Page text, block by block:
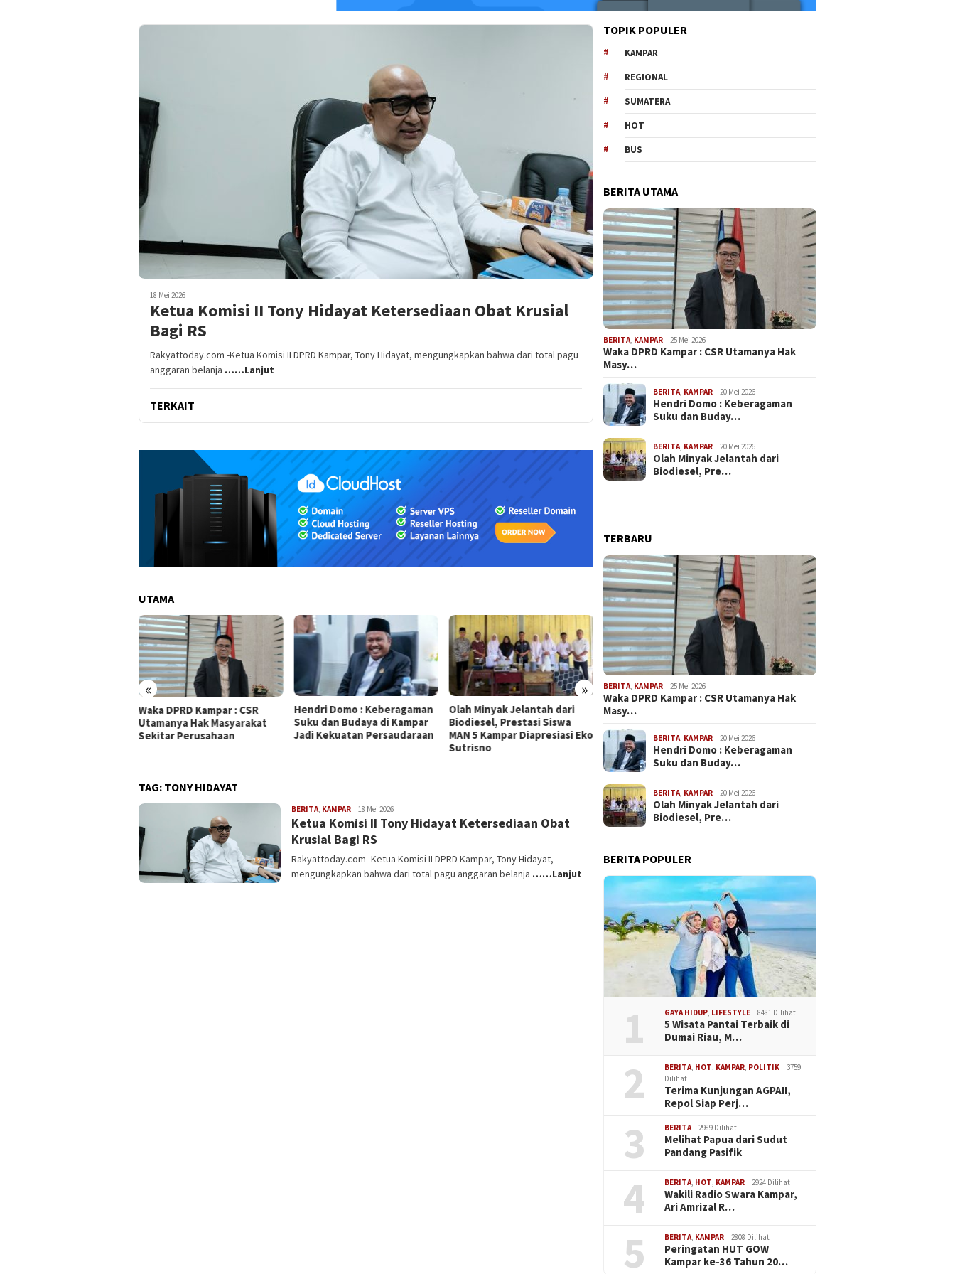
18 Mei 2026
Ketua Komisi II Tony Hidayat Ketersediaan Obat Krusial
Bagi RS
Rakyattoday.com -Ketua Komisi II DPRD Kampar, Tony Hidayat, mengungkapkan bahwa dari total pagu
anggaran belanja ……Lanjut
TERKAIT
UTAMA
« »
Hendri Domo : Keberagaman
Suku dan Budaya di Kampar
Jadi Kekuatan Persaudaraan
Olah Minyak Jelantah dari
Biodiesel, Prestasi Siswa
MAN 5 Kampar Diapresiasi Eko
Komisi II DPRD Kampar
Dorong SEB Antar
Kementerian
Ketua Komisi IV Minta
Terkait Limbah
TAG: TONY HIDAYAT
BERITA, KAMPAR Redaksi
Rakyat
18 Mei 2026
Ketua Komisi II Tony Hidayat Ketersediaan Obat
Krusial Bagi RS
Rakyattoday.com -Ketua Komisi II DPRD Kampar, Tony Hidayat,
mengungkapkan bahwa dari total pagu anggaran belanja ……Lanjut
TOPIK POPULER
KAMPAR
REGIONAL
SUMATERA
HOT
BUS
BERITA UTAMA
BERITA KAMPAR 25 Mei 2026
Waka DPRD Kampar : CSR Utamanya Hak
Masy…
BERITA KAMPAR 20 Mei 2026
Hendri Domo : Keberagaman
Suku dan Buday…
BERITA KAMPAR 20 Mei 2026
Olah Minyak Jelantah dari
Biodiesel, Pre…
TERBARU
BERITA, KAMPAR 25 Mei 2026
Waka DPRD Kampar : CSR Utamanya Hak
Masy…
BERITA, KAMPAR 20 Mei 2026
Hendri Domo : Keberagaman
Suku dan Buday…
BERITA, KAMPAR 20 Mei 2026
Olah Minyak Jelantah dari
Biodiesel, Pre…
BERITA POPULER
1 GAYA HIDUP, LIFESTYLE 8481 Dilihat
5 Wisata Pantai Terbaik di
Dumai Riau, M…
2 BERITA, HOT, KAMPAR, POLITIK
3759
Dilihat
Terima Kunjungan AGPAII,
Repol Siap Perj…
3 BERITA 2989 Dilihat
Melihat Papua dari Sudut
Pandang Pasifik
4 BERITA, HOT, KAMPAR 2924 Dilihat
Wakili Radio Swara Kampar,
Ari Amrizal R…
5 BERITA, KAMPAR 2808 Dilihat
Peringatan HUT GOW
Kampar ke-36 Tahun 20…